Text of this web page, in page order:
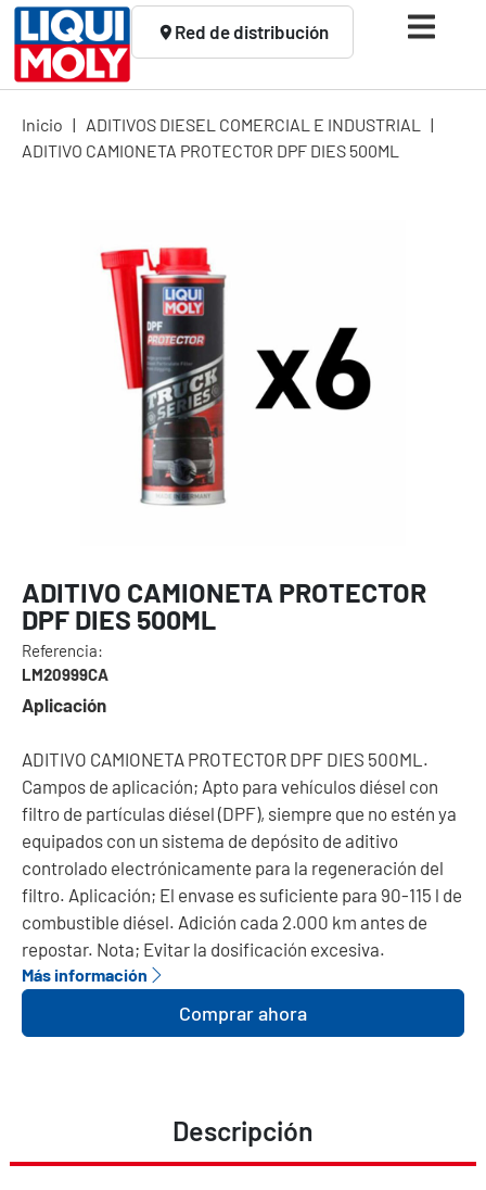
Red de distribución
Inicio | ADITIVOS DIESEL COMERCIAL E INDUSTRIAL
|
ADITIVO CAMIONETA PROTECTOR DPF DIES 500ML
ADITIVO CAMIONETA PROTECTOR
DPF DIES 500ML
Referencia:
LM20999CA
Aplicación
ADITIVO CAMIONETA PROTECTOR DPF DIES 500ML.
Campos de aplicación; Apto para vehículos diésel con
filtro de partículas diésel (DPF), siempre que no estén ya
equipados con un sistema de depósito de aditivo
controlado electrónicamente para la regeneración del
filtro. Aplicación; El envase es suficiente para 90-115 l de
combustible diésel. Adición cada 2.000 km antes de
repostar. Nota; Evitar la dosificación excesiva.
Más información
Comprar ahora
Descripción